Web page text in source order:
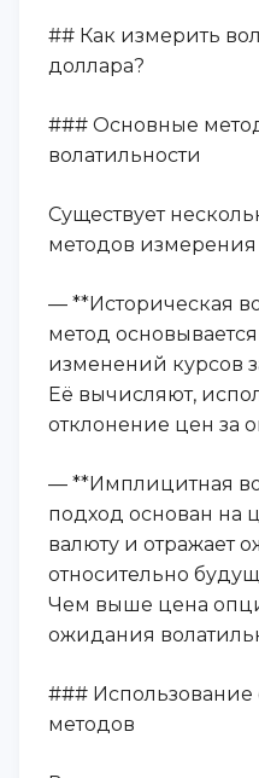
## Как измерить
доллара?
### Основные
волатильности
Существует
методов измерения
— **Историческая
метод
изменений курсов
Её вычисляют,
отклонение цен за
— **Имплицитная
подход основан на
валюту и отражает
относительно
Чем выше цена
ожидания
### Использование
методов